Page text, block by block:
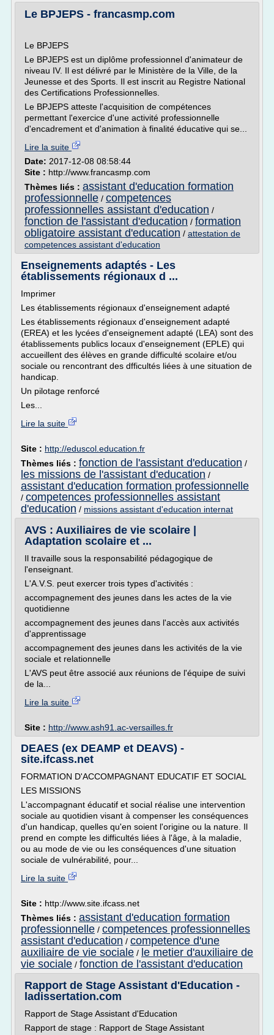
Le BPJEPS - francasmp.com
Le BPJEPS
Le BPJEPS est un diplôme professionnel d'animateur de
niveau IV. Il est délivré par le Ministère de la Ville, de la
Jeunesse et des Sports. Il est inscrit au Registre National
des Certifications Professionnelles.
Le BPJEPS atteste l'acquisition de compétences
permettant l'exercice d'une activité professionnelle
d'encadrement et d'animation à finalité éducative qui se...
Lire la suite
Date: 2017-12-08 08:58:44
Site : http://www.francasmp.com
Thèmes liés : assistant d'education formation
professionnelle / competences
professionnelles assistant d'education /
fonction de l'assistant d'education / formation
obligatoire assistant d'education / attestation de
competences assistant d'education
Enseignements adaptés - Les
établissements régionaux d ...
Imprimer
Les établissements régionaux d'enseignement adapté
Les établissements régionaux d'enseignement adapté
(EREA) et les lycées d'enseignement adapté (LEA) sont des
établissements publics locaux d'enseignement (EPLE) qui
accueillent des élèves en grande difficulté scolaire et/ou
sociale ou rencontrant des dfficultés liées à une situation de
handicap.
Un pilotage renforcé
Les...
Lire la suite
Site : http://eduscol.education.fr
Thèmes liés : fonction de l'assistant d'education /
les missions de l'assistant d'education /
assistant d'education formation professionnelle
/ competences professionnelles assistant
d'education / missions assistant d'education internat
AVS : Auxiliaires de vie scolaire |
Adaptation scolaire et ...
Il travaille sous la responsabilité pédagogique de
l'enseignant.
L'A.V.S. peut exercer trois types d'activités :
accompagnement des jeunes dans les actes de la vie
quotidienne
accompagnement des jeunes dans l'accès aux activités
d'apprentissage
accompagnement des jeunes dans les activités de la vie
sociale et relationnelle
L'AVS peut être associé aux réunions de l'équipe de suivi
de la...
Lire la suite
Site : http://www.ash91.ac-versailles.fr
DEAES (ex DEAMP et DEAVS) -
site.ifcass.net
FORMATION D'ACCOMPAGNANT EDUCATIF ET SOCIAL
LES MISSIONS
L'accompagnant éducatif et social réalise une intervention
sociale au quotidien visant à compenser les conséquences
d'un handicap, quelles qu'en soient l'origine ou la nature. Il
prend en compte les difficultés liées à l'âge, à la maladie,
ou au mode de vie ou les conséquences d'une situation
sociale de vulnérabilité, pour...
Lire la suite
Site : http://www.site.ifcass.net
Thèmes liés : assistant d'education formation
professionnelle / competences professionnelles
assistant d'education / competence d'une
auxiliaire de vie sociale / le metier d'auxiliaire de
vie sociale / fonction de l'assistant d'education
Rapport de Stage Assistant d'Education -
ladissertation.com
Rapport de Stage Assistant d'Education
Rapport de stage : Rapport de Stage Assistant